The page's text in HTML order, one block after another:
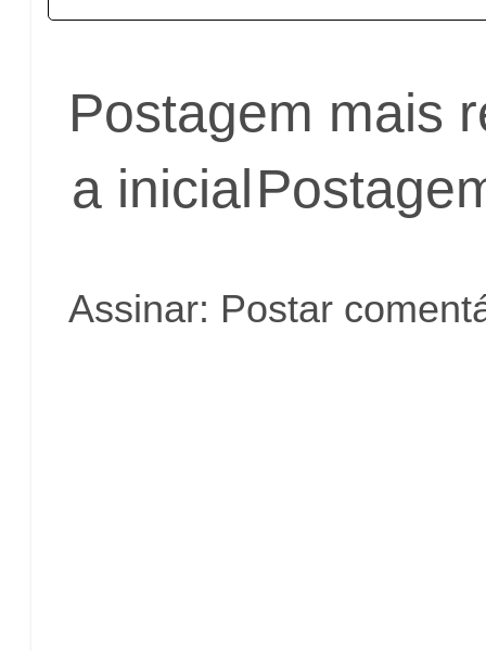
Postagem mais
a inicial
Assinar: Postar